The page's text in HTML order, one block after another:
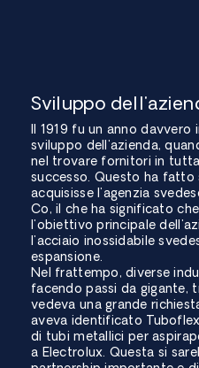
Sviluppo
Il 1919 fu un anno
sviluppo dell'azienda,
nel trovare fornitori in
successo. Questo ha fatto
acquisisse l'agenzia
Co, il che ha significato
l'obiettivo principale
l'acciaio inossidabile
espansione.
Nel frattempo, diverse
facendo passi da gigante,
vedeva una grande
aveva identificato
di tubi metallici per
a Electrolux. Questa si